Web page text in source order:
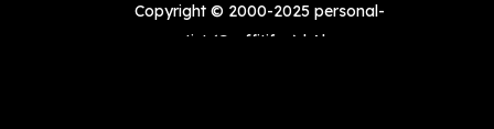
Copyright © 2000-2025 personal-
artist (Graffitifun) | Algemene